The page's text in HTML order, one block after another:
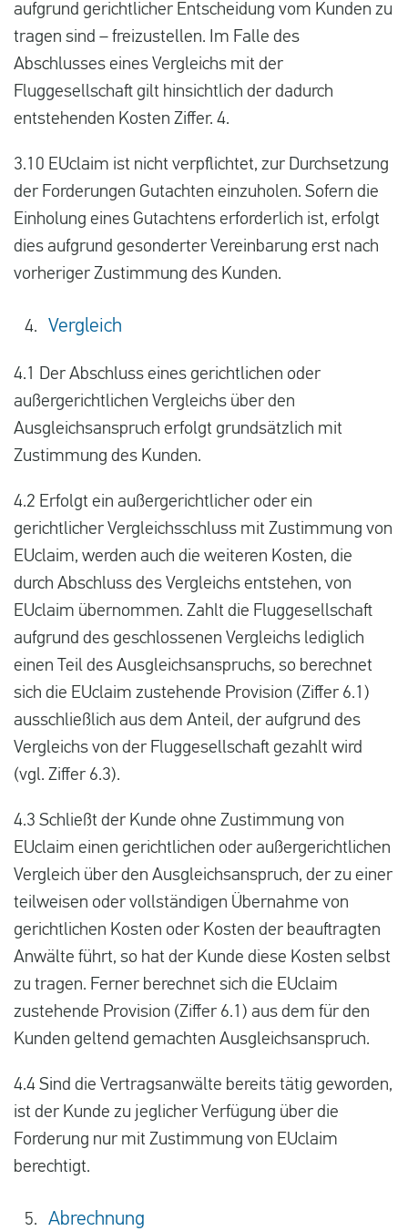
aufgrund gerichtlicher Entscheidung vom Kunden zu
tragen sind – freizustellen. Im Falle des
Abschlusses eines Vergleichs mit der
Fluggesellschaft gilt hinsichtlich der dadurch
entstehenden Kosten Ziffer. 4.
3.10 EUclaim ist nicht verpflichtet, zur Durchsetzung
der Forderungen Gutachten einzuholen. Sofern die
Einholung eines Gutachtens erforderlich ist, erfolgt
dies aufgrund gesonderter Vereinbarung erst nach
vorheriger Zustimmung des Kunden.
Vergleich
4.1 Der Abschluss eines gerichtlichen oder
außergerichtlichen Vergleichs über den
Ausgleichsanspruch erfolgt grundsätzlich mit
Zustimmung des Kunden.
4.2 Erfolgt ein außergerichtlicher oder ein
gerichtlicher Vergleichsschluss mit Zustimmung von
EUclaim, werden auch die weiteren Kosten, die
durch Abschluss des Vergleichs entstehen, von
EUclaim übernommen. Zahlt die Fluggesellschaft
aufgrund des geschlossenen Vergleichs lediglich
einen Teil des Ausgleichsanspruchs, so berechnet
sich die EUclaim zustehende Provision (Ziffer 6.1)
ausschließlich aus dem Anteil, der aufgrund des
Vergleichs von der Fluggesellschaft gezahlt wird
(vgl. Ziffer 6.3).
4.3 Schließt der Kunde ohne Zustimmung von
EUclaim einen gerichtlichen oder außergerichtlichen
Vergleich über den Ausgleichsanspruch, der zu einer
teilweisen oder vollständigen Übernahme von
gerichtlichen Kosten oder Kosten der beauftragten
Anwälte führt, so hat der Kunde diese Kosten selbst
zu tragen. Ferner berechnet sich die EUclaim
zustehende Provision (Ziffer 6.1) aus dem für den
Kunden geltend gemachten Ausgleichsanspruch.
4.4 Sind die Vertragsanwälte bereits tätig geworden,
ist der Kunde zu jeglicher Verfügung über die
Forderung nur mit Zustimmung von EUclaim
berechtigt.
Abrechnung